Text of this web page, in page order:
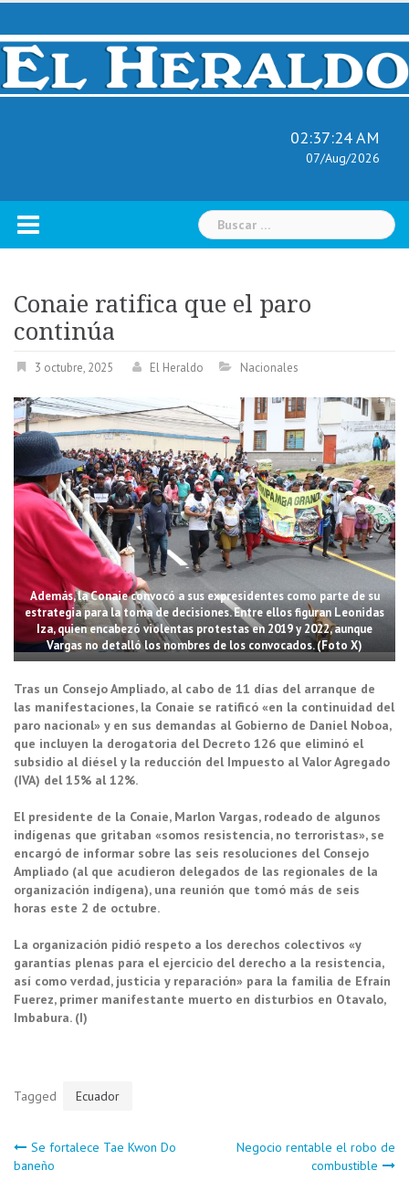
Skip
content
02:37:25 AM
07/Aug/2026
Buscar:
Conaie ratifica que el paro
continúa
3 octubre, 2025 El Heraldo Nacionales
Además, la Conaie convocó a sus expresidentes como parte de su
estrategia para la toma de decisiones. Entre ellos figuran Leonidas
Iza, quien encabezó violentas protestas en 2019 y 2022, aunque
Vargas no detalló los nombres de los convocados. (Foto X)
Tras un Consejo Ampliado, al cabo de 11 días del arranque de
las manifestaciones, la Conaie se ratificó «en la continuidad del
paro nacional» y en sus demandas al Gobierno de Daniel Noboa,
que incluyen la derogatoria del Decreto 126 que eliminó el
subsidio al diésel y la reducción del Impuesto al Valor Agregado
(IVA) del 15% al 12%.
El presidente de la Conaie, Marlon Vargas, rodeado de algunos
indígenas que gritaban «somos resistencia, no terroristas», se
encargó de informar sobre las seis resoluciones del Consejo
Ampliado (al que acudieron delegados de las regionales de la
organización indígena), una reunión que tomó más de seis
horas este 2 de octubre.
La organización pidió respeto a los derechos colectivos «y
garantías plenas para el ejercicio del derecho a la resistencia,
así como verdad, justicia y reparación» para la familia de Efraín
Fuerez, primer manifestante muerto en disturbios en Otavalo,
Imbabura. (I)
Tagged Ecuador
Navegación
Se fortalece Tae Kwon Do
baneño
Negocio rentable el robo de
combustible